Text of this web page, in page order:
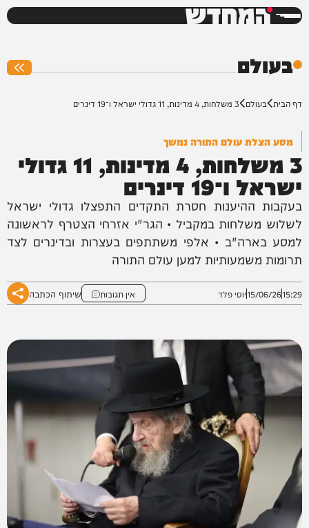
המחדש
בעולם
דף הבית בעולם 3 משלחות, 4 מדינות, 11 גדולי ישראל ו־19 דינרים
מסע הצלת עולם התורה נמשך
3 משלחות, 4 מדינות, 11 גדולי
ישראל ו־19 דינרים
בעקבות ההיענות חסרת התקדים התפצלו גדולי ישראל
לשלוש משלחות במקביל • הגר"י אזרחי הצטרף לראשונה
למסע בארה"ב • אלפי משתתפים בעצרות ובדינרים לצד
תרומות משמעותיות למען עולם התורה
15:29
15/06/26יוסי פלד אין תגובות שיתוף הכתבה